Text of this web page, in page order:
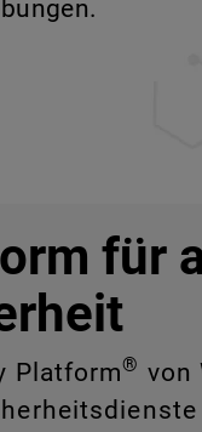
EDR kennen
für
Platform® von